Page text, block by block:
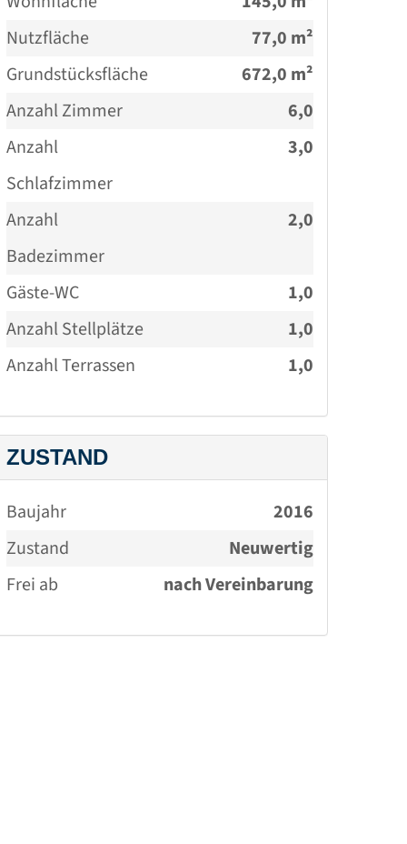
verdient und fällig
mit der Beurkundung
des notariellen
Kaufvertrages. Die
sich nach dem
Verkaufswert. Die
Firma FINANZRAUM
schließt einen
Maklervertrag mit
dem Verkäufer in
gleicher Höhe ab. (§
656 a-d BGB)
Nutzfläche
77,0 m²
Grundstücksfläche
672,0 m²
Anzahl Zimmer
6,0
Anzahl
Schlafzimmer
3,0
Anzahl
Badezimmer
2,0
Gäste-WC
1,0
Anzahl Stellplätze
1,0
Anzahl Terrassen
1,0
ZUSTAND
Baujahr
2016
Zustand
Neuwertig
Frei ab
nach Vereinbarung